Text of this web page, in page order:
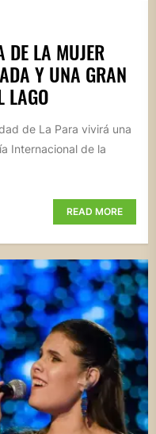
DE LA MUJER
Y UNA GRAN
LAGO
de La Para vivirá una
Internacional de la
READ MORE